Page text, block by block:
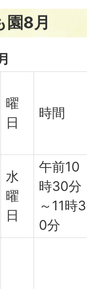
園8月
曜
日
時間
水
曜
日
午前10
時30分
～11時3
0分